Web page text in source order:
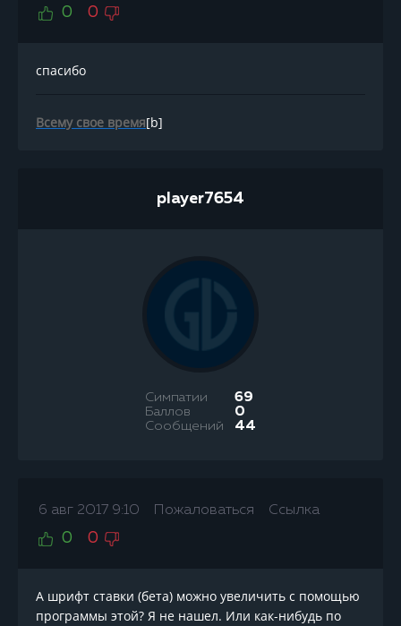
0 0
спасибо
Всему свое время[b]
player7654
Симпатии 69
Баллов 0
Сообщений 44
6 авг 2017 9:10 Пожаловаться Ссылка
0 0
А шрифт ставки (бета) можно увеличить с помощью
программы этой? Я не нашел. Или как-нибудь по